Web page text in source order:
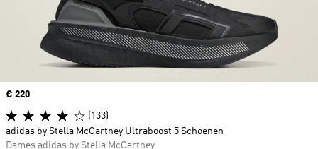
Price
€ 220
(133)
adidas by Stella McCartney Ultraboost 5 Schoenen
Dames adidas by Stella McCartney